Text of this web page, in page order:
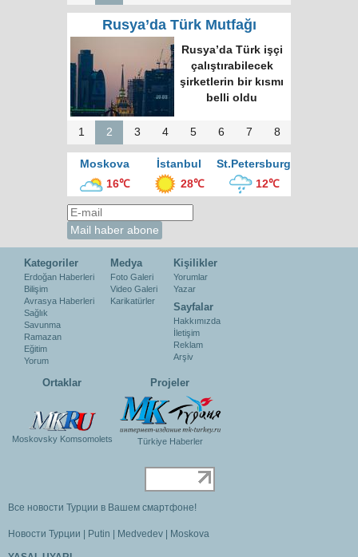
Rusya’da Türk Mutfağı
Moskova’nın en
büyük kültür
merkezinde “Türk
Kahvesi Gecesi”
düzenlendi
1 2 3 4 5 6 7 8
Moskova İstanbul
St.Petersburg
16℃
28℃ 12℃
Kategoriler
Erdoğan Haberleri
Bilişim
Avrasya Haberleri
Sağlık
Savunma
Ramazan
Eğitim
Yorum
Medya
Foto Galeri
Video Galeri
Karikatürler
Kişilikler
Yorumlar
Yazar
Sayfalar
Hakkımızda
İletişim
Reklam
Arşiv
Ortaklar
Moskovsky Komsomolets
Projeler
Türkiye Haberler
Все новости Турции в Вашем смартфоне!
Новости Турции | Putin | Medvedev | Moskova